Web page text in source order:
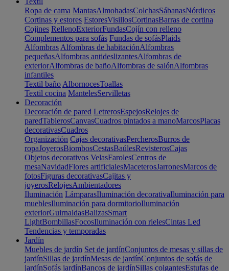
Ropa de cama MantasAlmohadasColchasSábanasNórdicos
Cortinas y estores EstoresVisillosCortinasBarras de cortina
Cojines RellenoExteriorFundasCojín con relleno
Complementos para sofás Fundas de sofásPlaids
Alfombras Alfombras de habitaciónAlfombras
pequeñasAlfombras antideslizantesAlfombras de
exteriorAlfombras de bañoAlfombras de salónAlfombras
infantiles
Textil baño AlbornocesToallas
Textil cocina MantelesServilletas
Decoración
Decoración de pared LetrerosEspejosRelojes de
paredTablerosCanvasCuadros pintados a manoMarcosPlacas
decorativasCuadros
Organización Cajas decorativasPercherosBurros de
ropaJoyerosBiombosCestasBaúlesRevisterosCajas
Objetos decorativos VelasFarolesCentros de
mesaNavidadFlores artificialesMaceterosJarronesMarcos de
fotosFiguras decorativasCajitas y
joyerosRelojesAmbientadores
Iluminación LámparasIluminación decorativaIluminación para
mueblesIluminación para dormitorioIluminación
exteriorGuirnaldasBalizasSmart
LightBombillasFocosIluminación con rielesCintas Led
Tendencias y temporadas
Jardín
Muebles de jardín Set de jardínConjuntos de mesas y sillas de
jardínSillas de jardínMesas de jardínConjuntos de sofás de
jardínSofás jardínBancos de jardínSillas colgantesEstufas de